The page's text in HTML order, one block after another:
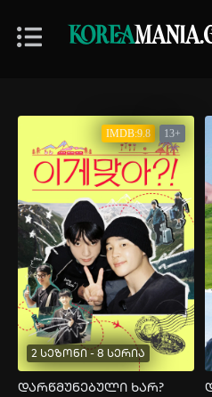
KOREA
IMDB:9.8 13+
2 სეზონი - 8 სერია
დარწმუნებული ხარ?